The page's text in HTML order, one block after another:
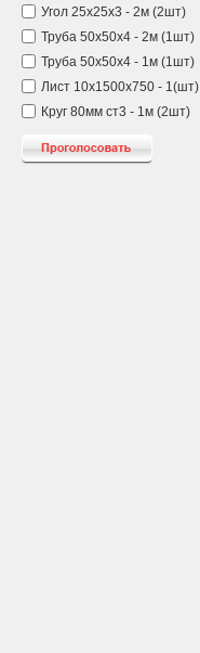
Угол 25х25х3 - 2м (2шт)
Труба 50х50х4 - 2м (1шт)
Труба 50х50х4 - 1м (1шт)
Лист 10х1500х750 - 1(шт)
Круг 80мм ст3 - 1м (2шт)